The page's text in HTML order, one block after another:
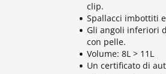
clip.
Spallacci imbottiti
Gli angoli inferiori
con pelle.
Volume: 8L > 11L
Un certificato di